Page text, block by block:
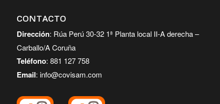
CONTACTO
Dirección: Rúa Perú 30-32 1ª Planta local II-A derecha –
Carballo/A Coruña
Teléfono: 881 127 758
Email: info@covisam.com